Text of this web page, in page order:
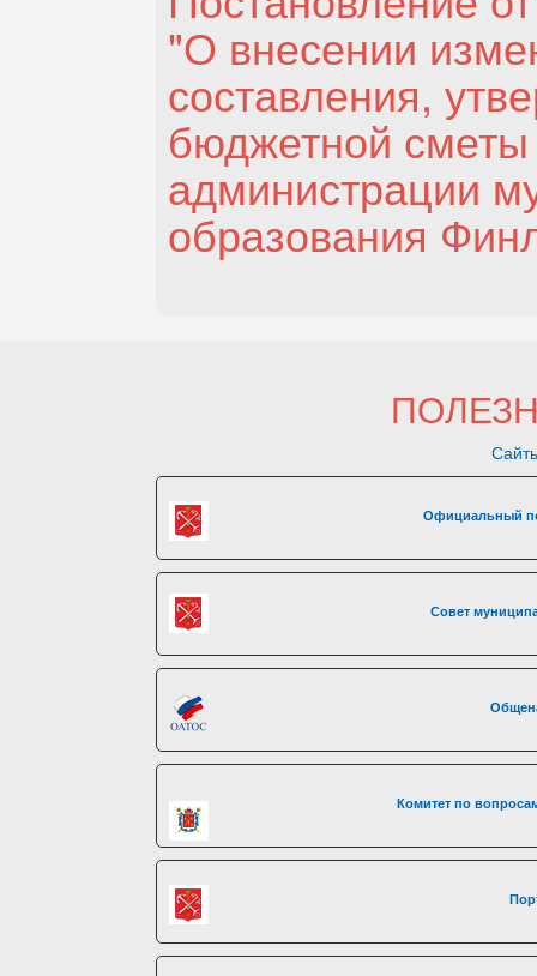
"О внесении
составления,
бюджетной
администрации
образования
Официальный
Совет
Комитет по